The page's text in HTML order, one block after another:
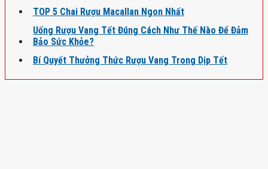
TOP 5 Chai Rượu Macallan Ngon Nhất
Uống Rượu Vang Tết Đúng Cách Như Thế Nào Để Đảm
Bảo Sức Khỏe?
Bí Quyết Thưởng Thức Rượu Vang Trong Dịp Tết